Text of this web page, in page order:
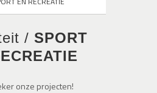
/ SPORT
onze projecten!